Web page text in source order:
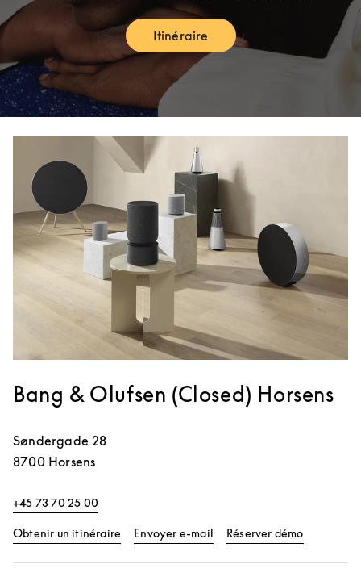
ItinéraireLink Opens in New Tab
Bang & Olufsen (Closed) Horsens
Søndergade 28
8700 Horsens
+45 73 70 25 00
Obtenir un itinéraire Link Opens in New Tab
Envoyer e-mail Réserver démo